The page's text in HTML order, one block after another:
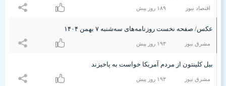
اقتصاد نیوز ۱۸٩ روز پیش
عکس/ صفحه نخست روزنامه‌های‌ سه‌شنبه ۷ بهمن ۱۴۰۴
مشرق نیوز ۱٩٣ روز پیش
بیل کلینتون از مردم آمریکا خواست به پاخیزند
مشرق نیوز ۱٩٣ روز پیش